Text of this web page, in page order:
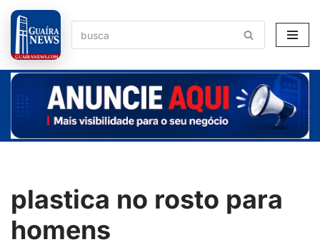
Pular
para
o
conteúdo
plastica no rosto para
homens